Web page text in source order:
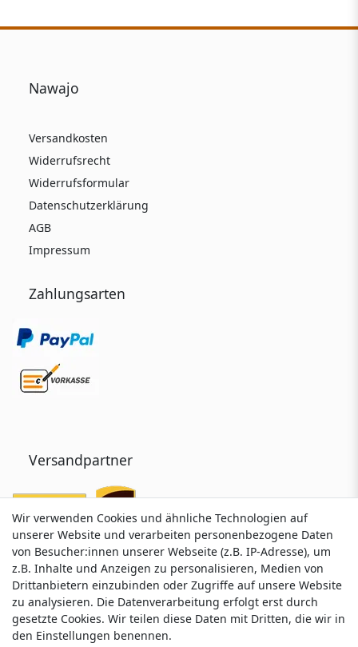
Nawajo
Versandkosten
Widerrufsrecht
Widerrufsformular
Datenschutzerklärung
AGB
Impressum
Zahlungsarten
Versandpartner
Service & Kontakt
Wir verwenden Cookies und ähnliche Technologien auf
unserer Website und verarbeiten personenbezogene Daten
von Besucher:innen unserer Webseite (z.B. IP-Adresse), um
z.B. Inhalte und Anzeigen zu personalisieren, Medien von
Drittanbietern einzubinden oder Zugriffe auf unsere Website
zu analysieren. Die Datenverarbeitung erfolgt erst durch
gesetzte Cookies. Wir teilen diese Daten mit Dritten, die wir in
den Einstellungen benennen.
Wir verwenden Cookies und ähnliche Technologien auf
unserer Website und verarbeiten personenbezogene Daten
von Besucher:innen unserer Webseite (z.B. IP-Adresse), um
z.B. Inhalte und Anzeigen zu personalisieren, Medien von
Drittanbietern einzubinden oder Zugriffe auf unsere Website
zu analysieren. Die Datenverarbeitung erfolgt erst durch
gesetzte Cookies. Wir teilen diese Daten mit Dritten, die wir in
den Einstellungen benennen.